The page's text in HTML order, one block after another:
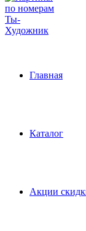
Главная
Каталог
Акции